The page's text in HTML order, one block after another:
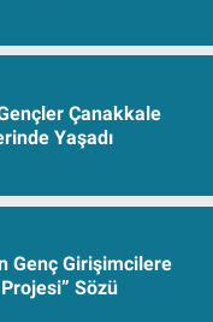
Çanakkale
Yaşadı
Genç Girişimcilere
Sözü